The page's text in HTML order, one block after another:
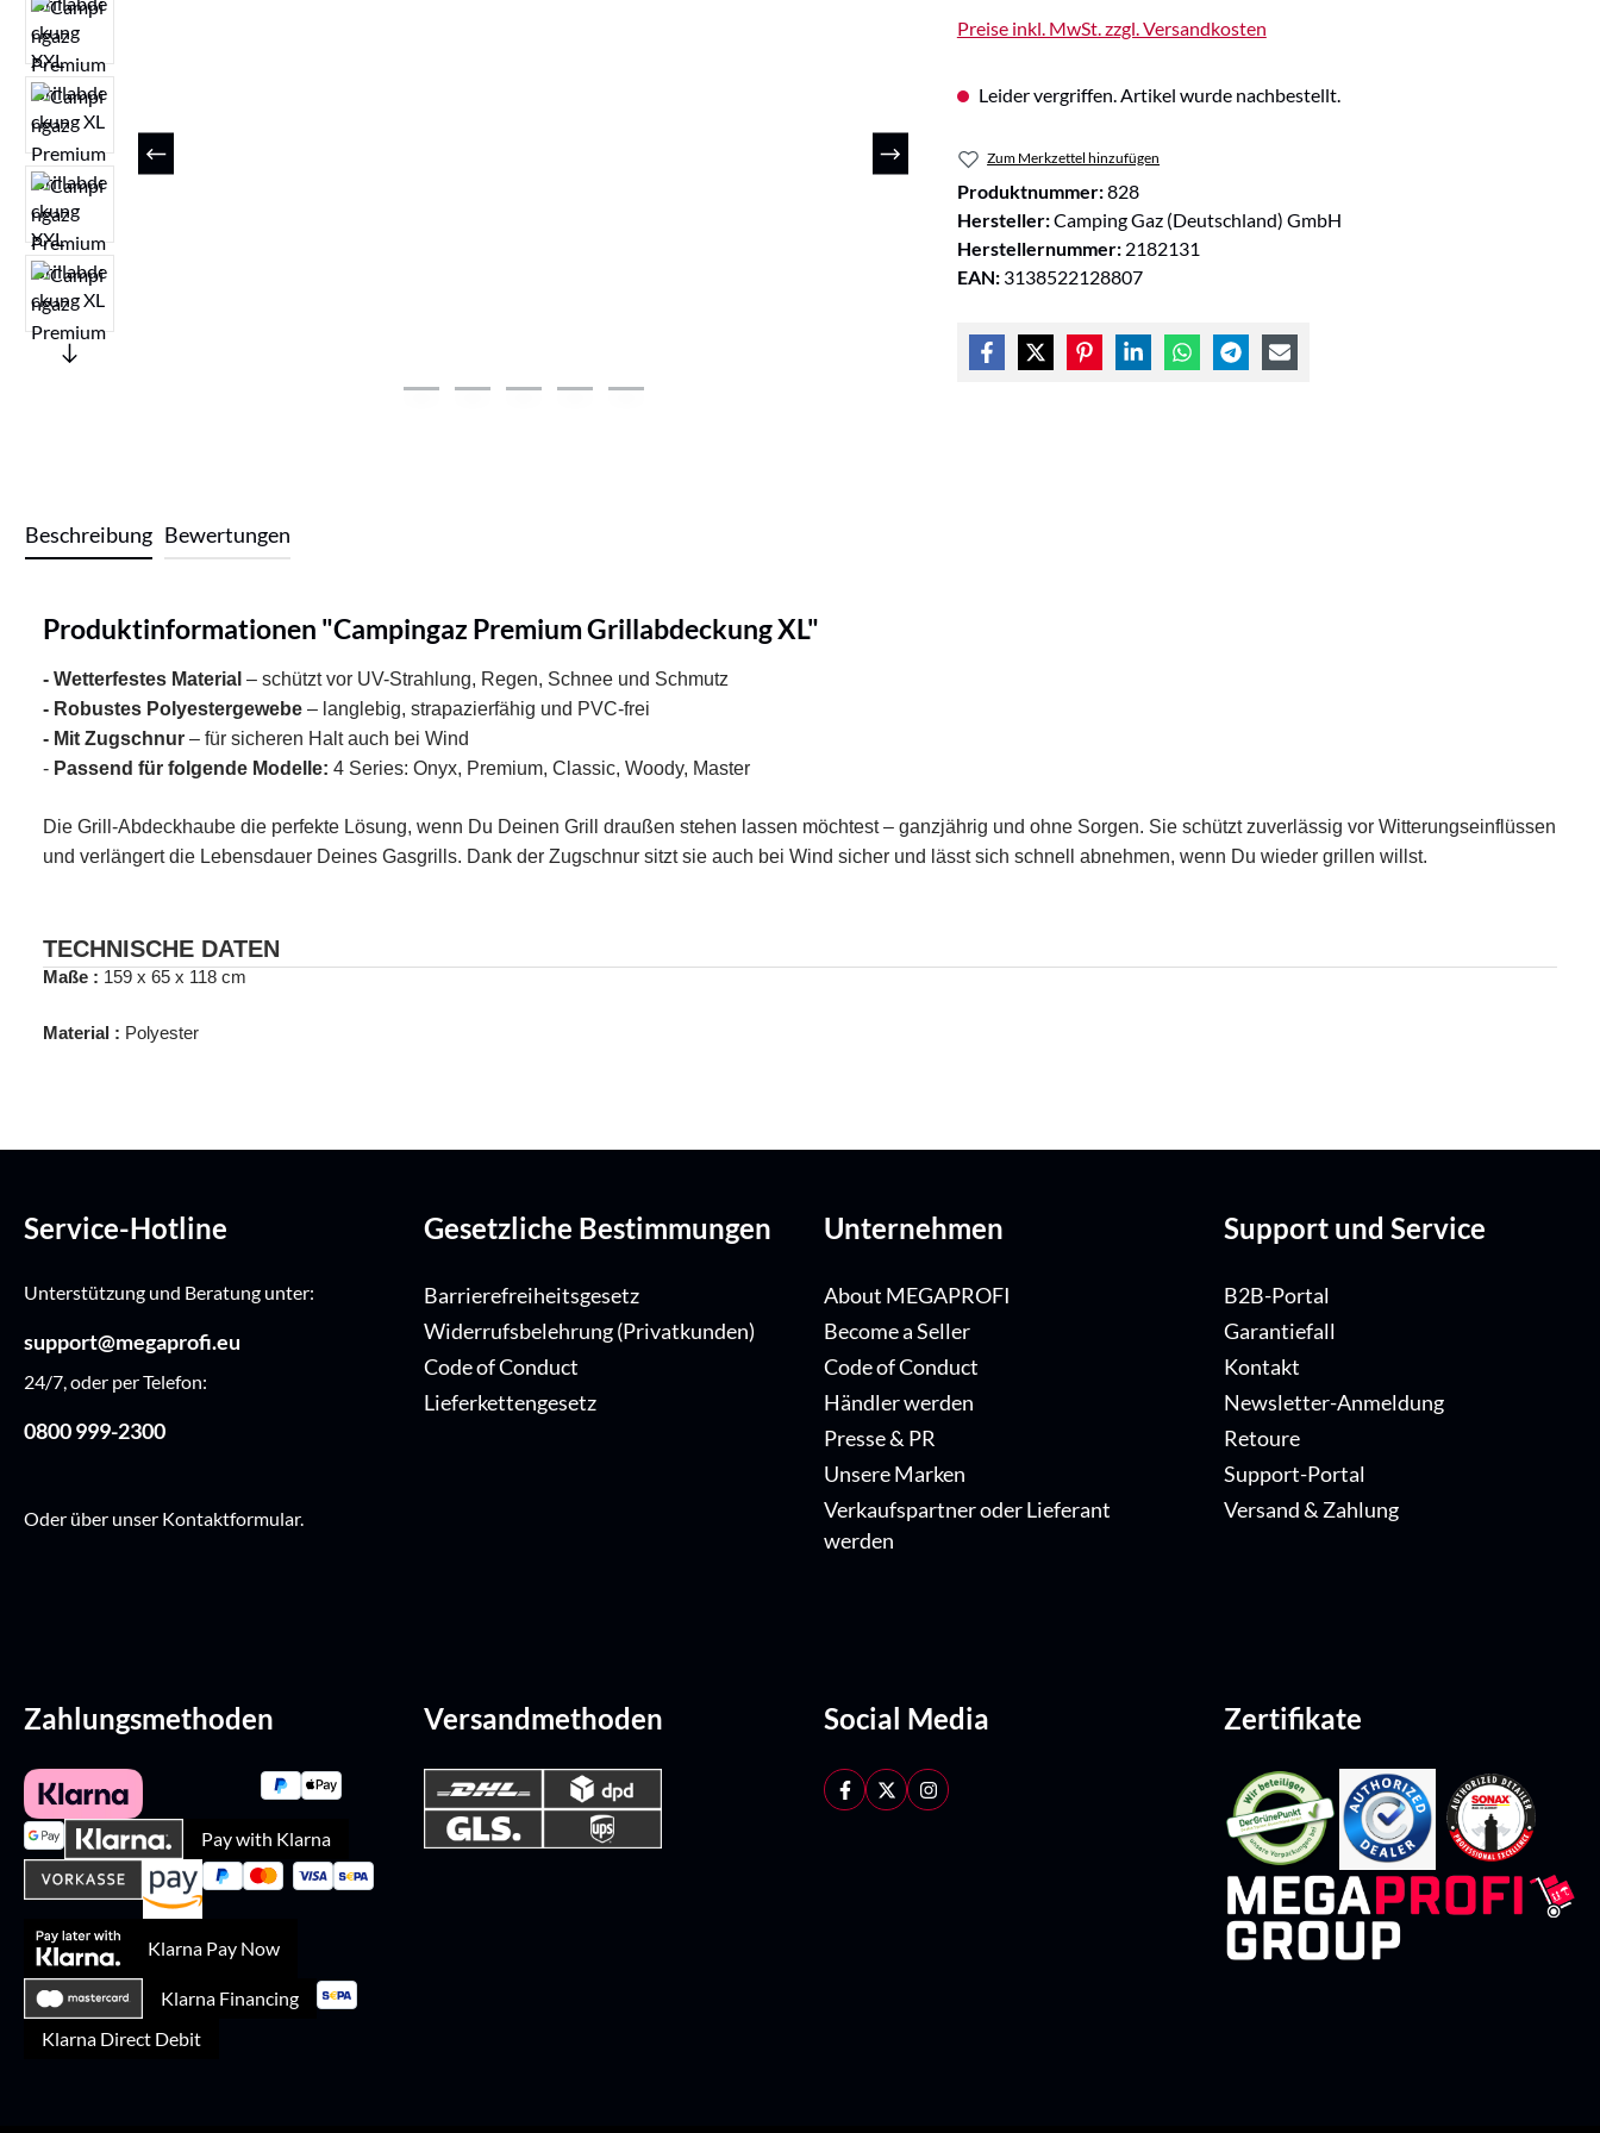
Preise inkl. MwSt. zzgl. Versandkosten
Leider vergriffen. Artikel wurde nachbestellt.
Zum Merkzettel hinzufügen
Produktnummer:828
Hersteller:Camping Gaz (Deutschland) GmbH
Herstellernummer: 2182131
EAN: 3138522128807
Beschreibung Bewertungen
Produktinformationen "Campingaz Premium Grillabdeckung XL"
- Wetterfestes Material – schützt vor UV-Strahlung, Regen, Schnee und Schmutz
- Robustes Polyestergewebe – langlebig, strapazierfähig und PVC-frei
- Mit Zugschnur – für sicheren Halt auch bei Wind
- Passend für folgende Modelle: 4 Series: Onyx, Premium, Classic, Woody, Master
Die Grill-Abdeckhaube die perfekte Lösung, wenn Du Deinen Grill draußen stehen lassen möchtest – ganzjährig und ohne Sorgen. Sie schützt zuverlässig vor Witterungseinflüssen
und verlängert die Lebensdauer Deines Gasgrills. Dank der Zugschnur sitzt sie auch bei Wind sicher und lässt sich schnell abnehmen, wenn Du wieder grillen willst.
TECHNISCHE DATEN
Maße : 159 x 65 x 118 cm
Material : Polyester
Service-Hotline
Unterstützung und Beratung unter:
support@megaprofi.eu
24/7, oder per Telefon:
0800 999-2300
Oder über unser Kontaktformular.
Gesetzliche Bestimmungen
Barrierefreiheitsgesetz
Widerrufsbelehrung (Privatkunden)
Code of Conduct
Lieferkettengesetz
Unternehmen
About MEGAPROFI
Become a Seller
Code of Conduct
Händler werden
Presse & PR
Unsere Marken
Verkaufspartner oder Lieferant
werden
Support und Service
B2B-Portal
Garantiefall
Kontakt
Newsletter-Anmeldung
Retoure
Support-Portal
Versand & Zahlung
Zahlungsmethoden
Pay with Klarna
Klarna Pay Now
Klarna Financing
Klarna Direct Debit
Versandmethoden Social Media Zertifikate